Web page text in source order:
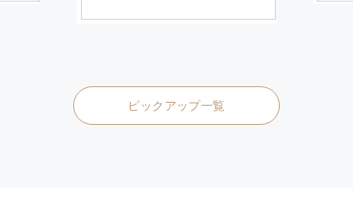
ピックアップ一覧